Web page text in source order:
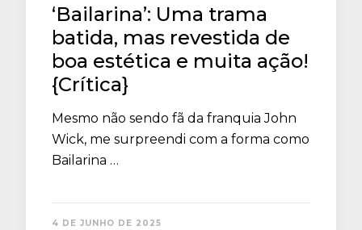
‘Bailarina’: Uma trama
batida, mas revestida de
boa estética e muita ação!
{Crítica}
Mesmo não sendo fã da franquia John
Wick, me surpreendi com a forma como
Bailarina …
4 DE JUNHO DE 2025